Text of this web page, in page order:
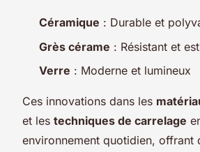
Céramique : Durable et
Grès cérame : Résistant et
Verre : Moderne et lumineux
Ces innovations dans les
et les techniques de carrelage
environnement quotidien, offrant